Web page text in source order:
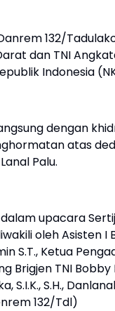
132/
dan TNI
Indonesia
dengan
atas
Palu.
upacara
oleh Asisten I
S.T., Ketua
Brigjen TNI
S.I.K., S.H.,
132/Tdl)